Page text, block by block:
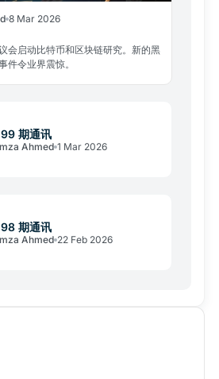
8 Mar 2026
会启动比特币和区块链研究。新的黑
件令业界震惊。
期通讯
Ahmed 1 Mar 2026
期通讯
Ahmed 22 Feb 2026